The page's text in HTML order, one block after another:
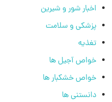
اخبار شور و شیرین
پزشکی و سلامت
تغذیه
خواص آجیل ها
خواص خشکبار ها
دانستنی ها